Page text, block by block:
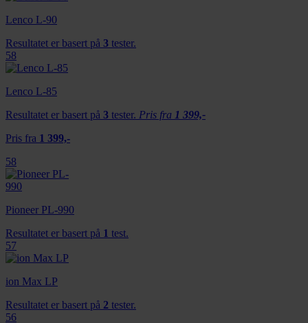
Lenco L-90
Resultatet er basert på 3 tester.
58
Lenco L-85
Resultatet er basert på 3 tester. Pris fra 1 399,-
Pris fra 1 399,-
58
Pioneer PL-990
Resultatet er basert på 1 test.
57
ion Max LP
Resultatet er basert på 2 tester.
56